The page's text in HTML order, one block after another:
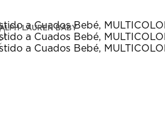
LAUREN BABY